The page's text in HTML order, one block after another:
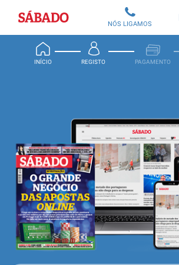
Sábado
INÍCIO REGISTO PAGAMENTO
NÓS LIGAMOS